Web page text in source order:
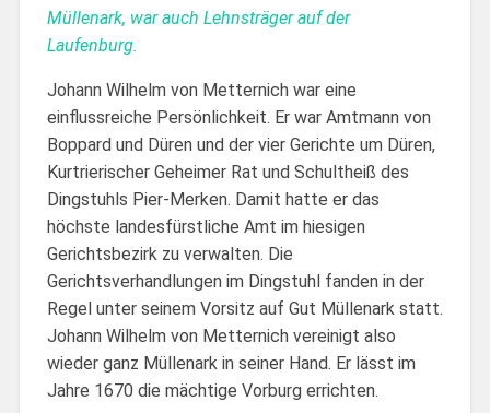
Müllenark, war auch Lehnsträger auf der
Laufenburg.
Johann Wilhelm von Metternich war eine
einflussreiche Persönlichkeit. Er war Amtmann von
Boppard und Düren und der vier Gerichte um Düren,
Kurtrierischer Geheimer Rat und Schultheiß des
Dingstuhls Pier-Merken. Damit hatte er das
höchste landesfürstliche Amt im hiesigen
Gerichtsbezirk zu verwalten. Die
Gerichtsverhandlungen im Dingstuhl fanden in der
Regel unter seinem Vorsitz auf Gut Müllenark statt.
Johann Wilhelm von Metternich vereinigt also
wieder ganz Müllenark in seiner Hand. Er lässt im
Jahre 1670 die mächtige Vorburg errichten.